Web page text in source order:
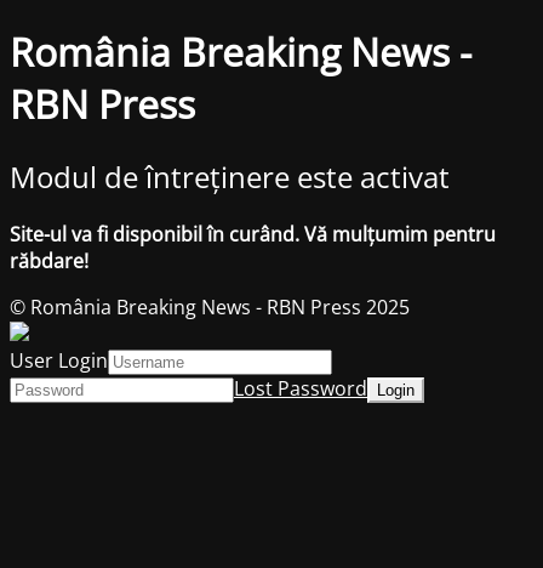
România Breaking News -
RBN Press
Modul de întreținere este activat
Site-ul va fi disponibil în curând. Vă mulțumim pentru
răbdare!
© România Breaking News - RBN Press 2025
User Login
Lost Password